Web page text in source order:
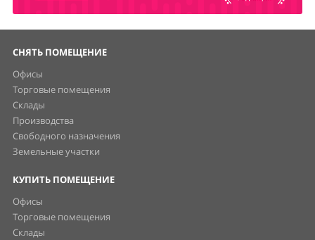
СНЯТЬ ПОМЕЩЕНИЕ
Офисы
Торговые помещения
Склады
Производства
Свободного назначения
Земельные участки
КУПИТЬ ПОМЕЩЕНИЕ
Офисы
Торговые помещения
Склады